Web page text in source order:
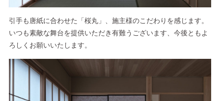
引手も唐紙に合わせた「桜丸」、施主様のこだわりを感じます。
いつも素敵な舞台を提供いただき有難うございます、今後ともよ
ろしくお願いいたします。